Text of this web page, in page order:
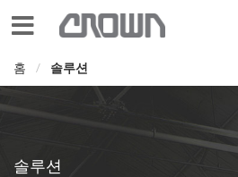
Toggle navigation
홈 솔루션
솔루션